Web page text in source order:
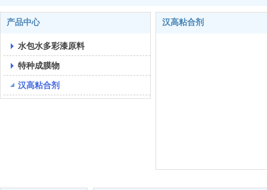
产品中心
水包水多彩漆原料
特种成膜物
汉高粘合剂
汉高粘合剂